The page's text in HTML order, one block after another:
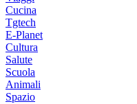
Cucina
Tgtech
E-Planet
Cultura
Salute
Scuola
Animali
Spazio